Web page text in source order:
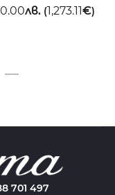
лв.(1,273.11€)
701 497